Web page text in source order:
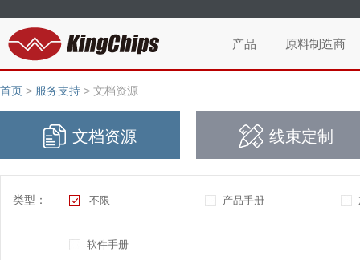
产品 原料制造商
首页 > 服务支持 > 文档资源
文档资源 线束定制
类型： 不限 产品手册
软件手册